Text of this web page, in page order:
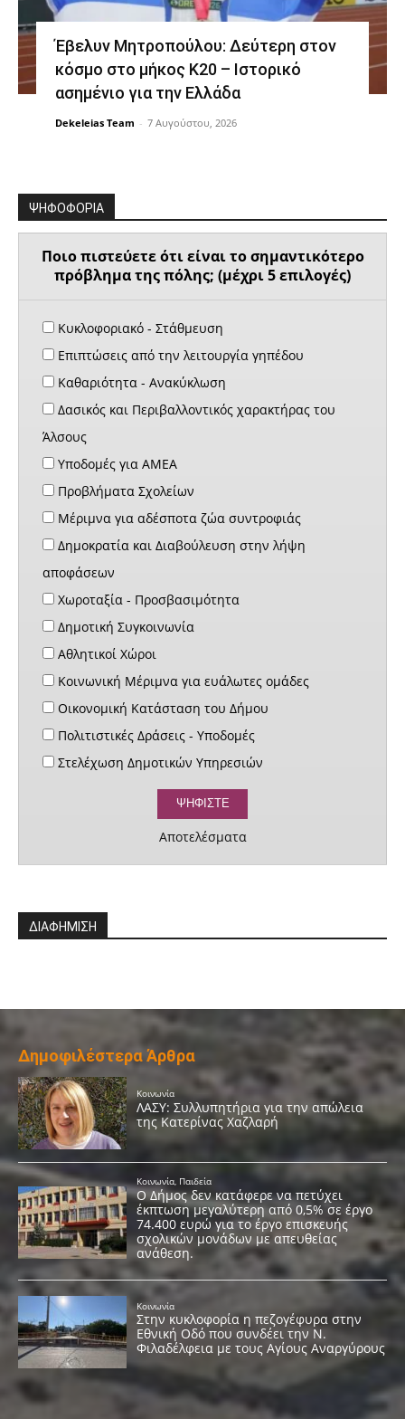
Έβελυν Μητροπούλου: Δεύτερη στον
κόσμο στο μήκος Κ20 – Ιστορικό
ασημένιο για την Ελλάδα
Dekeleias Team - 7 Αυγούστου, 2026
ΨΗΦΟΦΟΡΙΑ
Ποιο πιστεύετε ότι είναι το σημαντικότερο
πρόβλημα της πόλης; (μέχρι 5 επιλογές)
Κυκλοφοριακό - Στάθμευση
Επιπτώσεις από την λειτουργία γηπέδου
Καθαριότητα - Ανακύκλωση
Δασικός και Περιβαλλοντικός χαρακτήρας του
Άλσους
Υποδομές για ΑΜΕΑ
Προβλήματα Σχολείων
Μέριμνα για αδέσποτα ζώα συντροφιάς
Δημοκρατία και Διαβούλευση στην λήψη
αποφάσεων
Χωροταξία - Προσβασιμότητα
Δημοτική Συγκοινωνία
Αθλητικοί Χώροι
Κοινωνική Μέριμνα για ευάλωτες ομάδες
Οικονομική Κατάσταση του Δήμου
Πολιτιστικές Δράσεις - Υποδομές
Στελέχωση Δημοτικών Υπηρεσιών
Αποτελέσματα
ΔΙΑΦΗΜΙΣΗ
Δημοφιλέστερα Άρθρα